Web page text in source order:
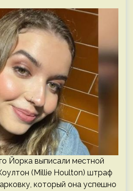
Йорка выписали местной
(Millie Houlton) штраф
который она успешно